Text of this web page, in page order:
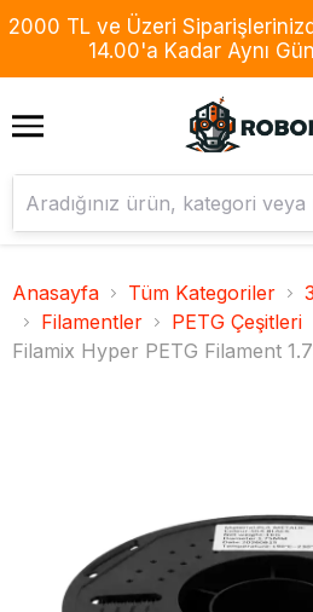
2000 TL ve Üzeri
14.00'a Kadar Aynı
Anasayfa Tüm Kategoriler
Filamentler
PETG Çeşitleri
Filamix Hyper PETG Filament